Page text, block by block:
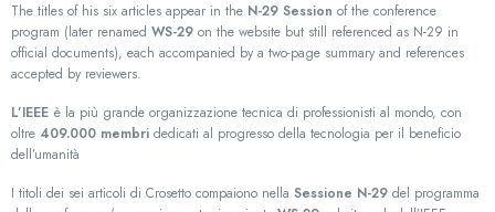
The titles of his six articles appear in the N-29 Session of the conference
program (later renamed WS-29 on the website but still referenced as N-29 in
official documents), each accompanied by a two-page summary and references
accepted by reviewers.
L’IEEE è la più grande organizzazione tecnica di professionisti al mondo, con
oltre 409.000 membri dedicati al progresso della tecnologia per il beneficio
dell’umanità
I titoli dei sei articoli di Crosetto compaiono nella Sessione N-29 del programma